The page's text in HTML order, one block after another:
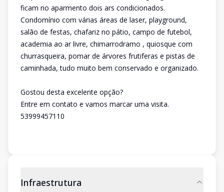
ficam no aparmento dois ars condicionados.
Condomínio com várias áreas de laser, playground,
salão de festas, chafariz no pátio, campo de futebol,
academia ao ar livre, chimarrodramo , quiosque com
churrasqueira, pomar de árvores frutiferas e pistas de
caminhada, tudo muito bem conservado e organizado.
Gostou desta excelente opção?
Entre em contato e vamos marcar uma visita.
53999457110
Infraestrutura